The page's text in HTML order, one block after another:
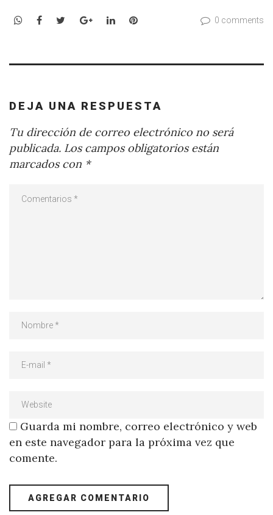
WhatsApp
Facebook
TwitterGoogle+LinkedInPinterest 0 comments
DEJA UNA RESPUESTA
Tu dirección de correo electrónico no será
publicada. Los campos obligatorios están
marcados con *
Guarda mi nombre, correo electrónico y web
en este navegador para la próxima vez que
comente.